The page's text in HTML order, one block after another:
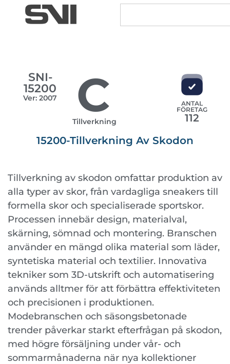
SNI-
15200
Ver: 2007 C
Tillverkning
ANTAL
FÖRETAG
112
15200-Tillverkning Av Skodon
Tillverkning av skodon omfattar produktion av
alla typer av skor, från vardagliga sneakers till
formella skor och specialiserade sportskor.
Processen innebär design, materialval,
skärning, sömnad och montering. Branschen
använder en mängd olika material som läder,
syntetiska material och textilier. Innovativa
tekniker som 3D-utskrift och automatisering
används alltmer för att förbättra effektiviteten
och precisionen i produktionen.
Modebranschen och säsongsbetonade
trender påverkar starkt efterfrågan på skodon,
med högre försäljning under vår- och
sommarmånaderna när nya kollektioner